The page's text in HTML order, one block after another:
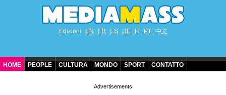
Edizioni EN FR ES DE IT PT 中文
HOME PEOPLE CULTURA MONDO SPORT CONTATTO